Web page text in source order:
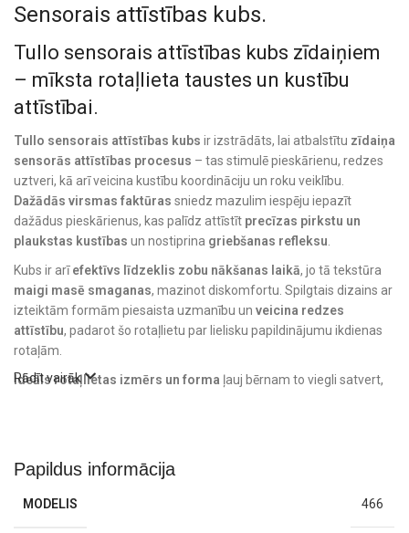
Sensorais attīstības kubs.
Tullo sensorais attīstības kubs zīdaiņiem
– mīksta rotaļlieta taustes un kustību
attīstībai.
Tullo sensorais attīstības kubs ir izstrādāts, lai atbalstītu zīdaiņa
sensorās attīstības procesus – tas stimulē pieskārienu, redzes
uztveri, kā arī veicina kustību koordināciju un roku veiklību.
Dažādās virsmas faktūras sniedz mazulim iespēju iepazīt
dažādus pieskārienus, kas palīdz attīstīt precīzas pirkstu un
plaukstas kustības un nostiprina griebšanas refleksu
Kubs ir arīefektīvs līdzeklis zobu nākšanas laikā, jo tā tekstūra
maigi masē smaganas, mazinot diskomfortu. Spilgtais dizains ar
izteiktām formām piesaista uzmanību un veicina redzes
attīstību, padarot šo rotaļlietu par lielisku papildinājumu ikdienas
rotaļām.
Ideāls rotaļlietas izmērs un forma ļauj bērnam to viegli satvert,
Tullo rotaļlietas tiek ražotas Polijā
metālus, un ir
Rādīt vairāk
Papildus informācija
MODELIS 466